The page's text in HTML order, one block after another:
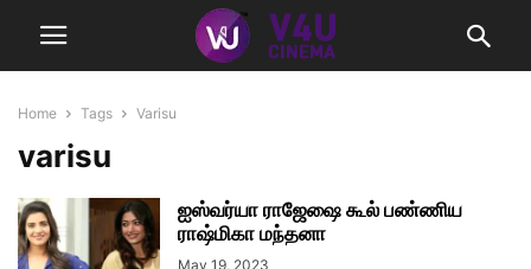
Home Tags Varisu
varisu
ஐஸ்வர்யா ராஜேஷை கூல் பண்ணிய
ராஷ்மிகா மந்தனா
May 19, 2023